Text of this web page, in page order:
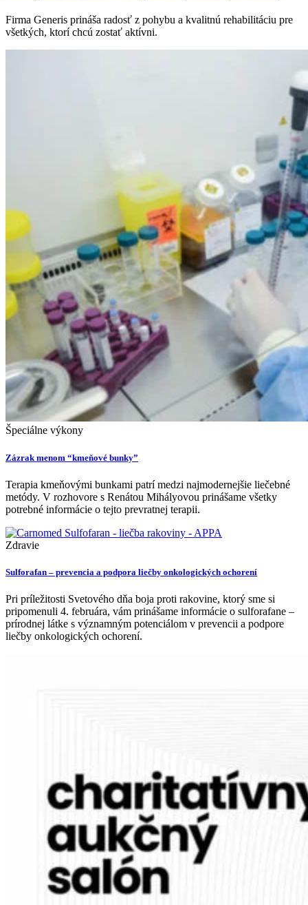
Firma Generis prináša radosť z pohybu a kvalitnú rehabilitáciu pre
všetkých, ktorí chcú zostať aktívni.
Špeciálne výkony
Zázrak menom “kmeňové bunky”
Terapia kmeňovými bunkami patrí medzi najmodernejšie liečebné
metódy. V rozhovore s Renátou Mihályovou prinášame všetky
potrebné informácie o tejto prevratnej terapii.
Zdravie
Sulforafan – prevencia a podpora liečby onkologických ochorení
Pri príležitosti Svetového dňa boja proti rakovine, ktorý sme si
pripomenuli 4. februára, vám prinášame informácie o sulforafane –
prírodnej látke s významným potenciálom v prevencii a podpore
liečby onkologických ochorení.